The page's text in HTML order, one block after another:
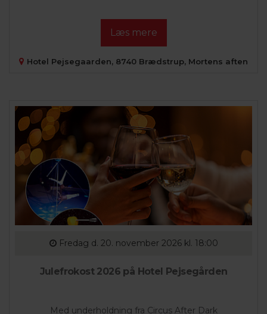
Læs mere
Hotel Pejsegaarden, 8740 Brædstrup, Mortens aften
Fredag d. 20. november 2026 kl. 18:00
Julefrokost 2026 på Hotel Pejsegården
Med underholdning fra Circus After Dark